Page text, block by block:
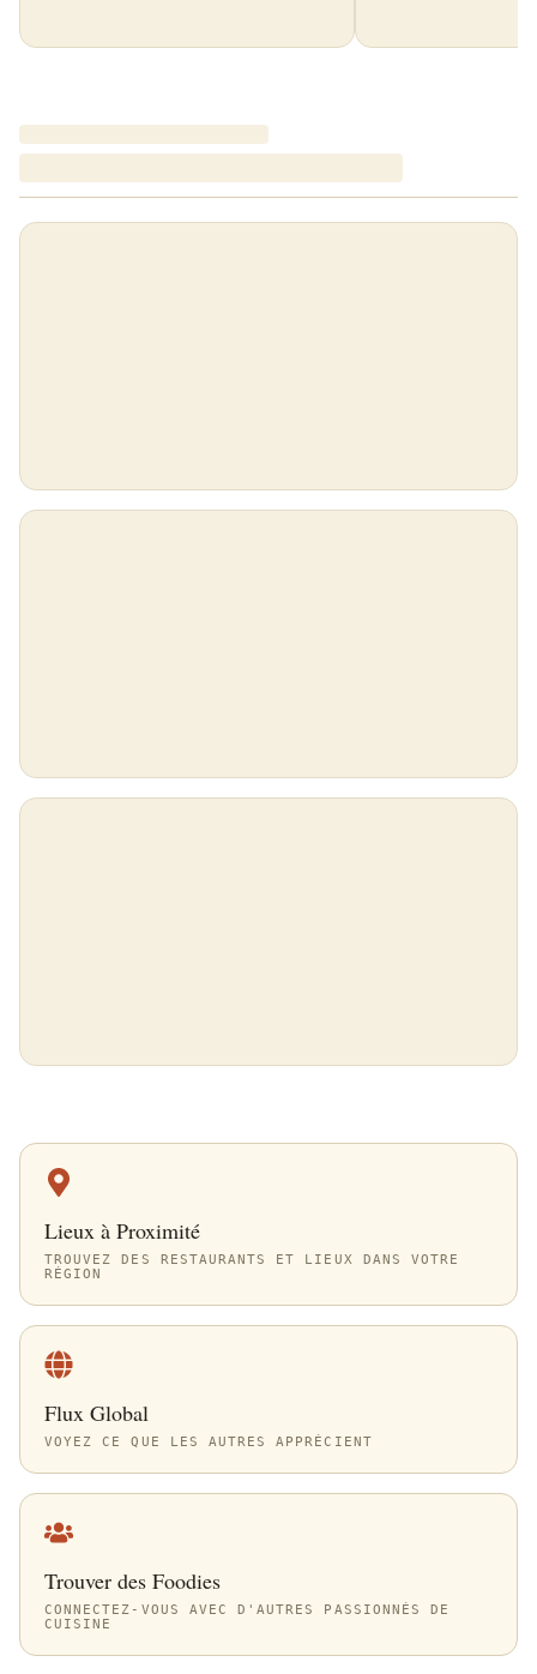
Lieux à Proximité
TROUVEZ DES RESTAURANTS ET LIEUX DANS VOTRE
RÉGION
Flux Global
VOYEZ CE QUE LES AUTRES APPRÉCIENT
Trouver des Foodies
CONNECTEZ-VOUS AVEC D'AUTRES PASSIONNÉS DE
CUISINE